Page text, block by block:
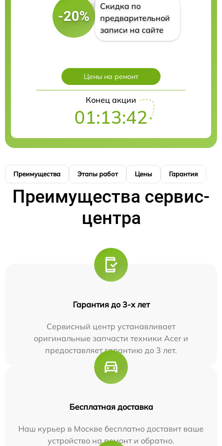
-20%
Скидка по
предварительной
записи на сайте
Цены на ремонт
Конец акции
01:13:40
Преимущества Этапы работ Цены Гарантия
Преимущества сервис-
центра
Гарантия до 3-х лет
Сервисный центр устанавливает
оригинальные запчасти техники Acer и
предоставляет гарантию до 3 лет.
Бесплатная доставка
Наш курьер в Москве бесплатно доставит ваше
устройство на ремонт и обратно.